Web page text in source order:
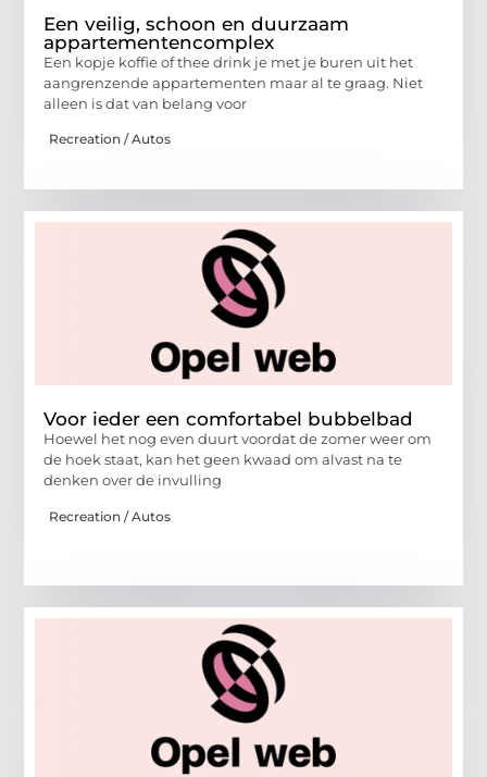
Een veilig, schoon en duurzaam
appartementencomplex
Een kopje koffie of thee drink je met je buren uit het
aangrenzende appartementen maar al te graag. Niet
alleen is dat van belang voor
Recreation / Autos
Voor ieder een comfortabel bubbelbad
Hoewel het nog even duurt voordat de zomer weer om
de hoek staat, kan het geen kwaad om alvast na te
denken over de invulling
Recreation / Autos